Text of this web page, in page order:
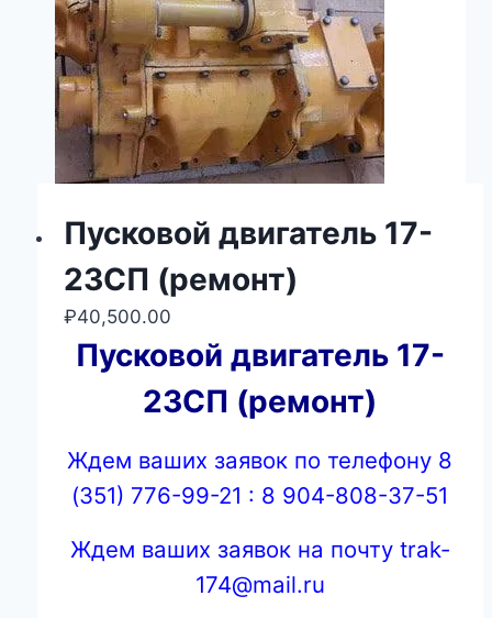
Пусковой двигатель 17-
23СП (ремонт)
₽40,500.00
Пусковой двигатель 17-
23СП (ремонт)
Ждем ваших заявок по телефону 8
(351) 776-99-21 : 8 904-808-37-51
Ждем ваших заявок на почту trak-
174@mail.ru